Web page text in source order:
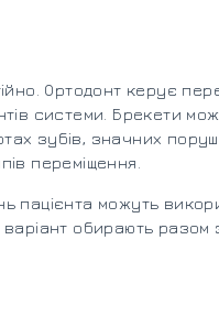
Ортодонт керує
системи. Брекети
зубів, значних
переміщення.
пацієнта можуть
обирають разом